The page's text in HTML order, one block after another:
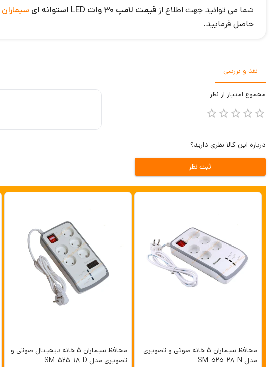
شما می توانید جهت اطلاع ازقیمت لامپ 30 وات LED استوانه ای سیماران
حاصل فرمایید.
نقد و بررسی
مجموع امتیاز از نظر
درباره این کالا نظری دارید؟
ثبت نظر
محافظ سیماران 5 خانه صوتی و تصویری
مدل SM-525-28-N
محافظ سیماران 5 خانه دیجیتال صوتی و
تصویری مدل SM-525-18-D